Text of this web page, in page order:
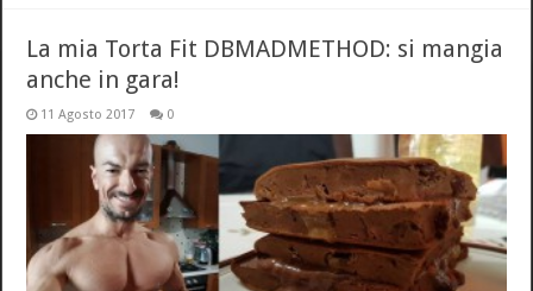
La mia Torta Fit DBMADMETHOD: si mangia
anche in gara!
11 Agosto 2017 0